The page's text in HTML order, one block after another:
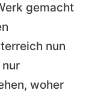
gemacht
nun
woher